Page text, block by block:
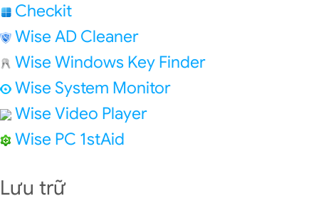
Checkit
Wise AD Cleaner
Wise Windows Key Finder
Wise System Monitor
Wise Video Player
Wise PC 1stAid
Lưu trữ